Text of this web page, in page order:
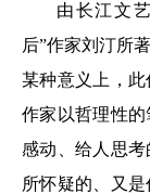
由长江文
后”作家刘汀所
某种意义上，此
作家以哲理性
感动、给人思
所怀疑的、又